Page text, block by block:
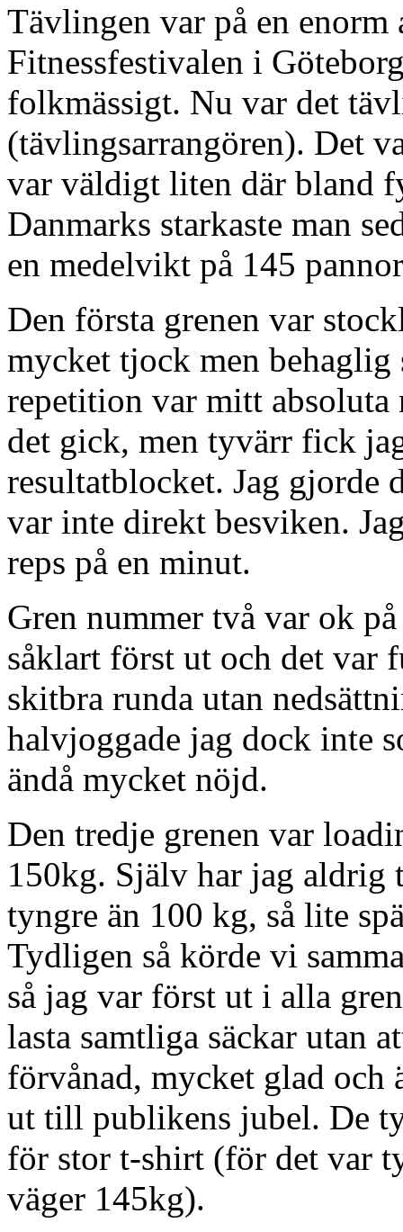
Tävlingen var på en enorm
Fitnessfestivalen i
folkmässigt. Nu var det
(tävlingsarrangören). Det
var väldigt liten där bland
Danmarks starkaste man
en medelvikt på 145
Den första grenen var
mycket tjock men behaglig
repetition var mitt absoluta
det gick, men tyvärr fick
resultatblocket. Jag gjorde
var inte direkt besviken.
reps på en minut.
Gren nummer två var ok
såklart först ut och det var
skitbra runda utan
halvjoggade jag dock inte
ändå mycket nöjd.
Den tredje grenen var
150kg. Själv har jag aldrig
tyngre än 100 kg, så lite
Tydligen så körde vi
så jag var först ut i alla
lasta samtliga säckar utan
förvånad, mycket glad och
ut till publikens jubel. De
för stor t-shirt (för det var
väger 145kg).